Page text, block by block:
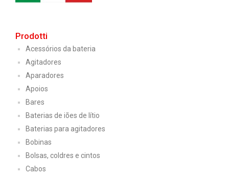
Prodotti
Acessórios da bateria
Agitadores
Aparadores
Apoios
Bares
Baterias de iões de lítio
Baterias para agitadores
Bobinas
Bolsas, coldres e cintos
Cabos